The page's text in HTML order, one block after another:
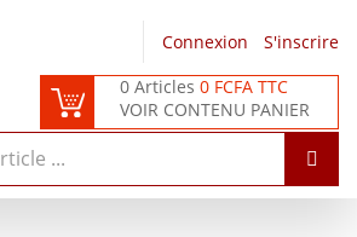
Connexion
S'inscrire
0 Articles0 FCFA TTC
VOIR CONTENU PANIER